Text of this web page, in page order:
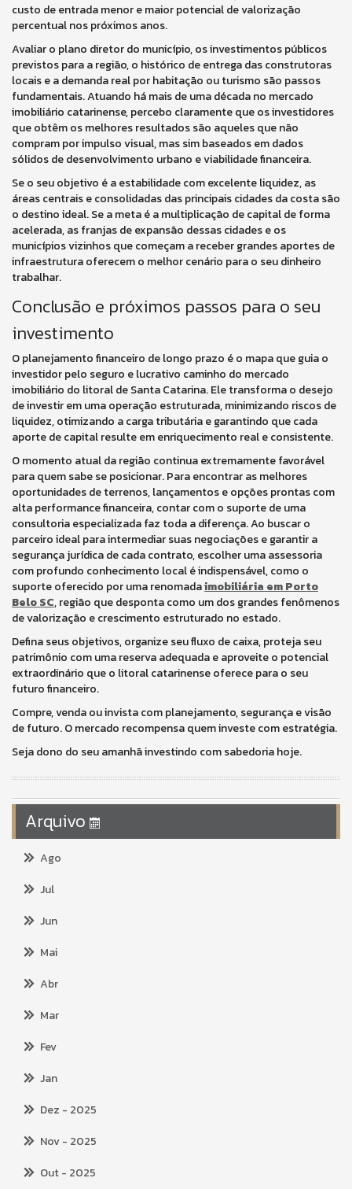
custo de entrada menor e maior potencial de valorização
percentual nos próximos anos.
Avaliar o plano diretor do município, os investimentos públicos
previstos para a região, o histórico de entrega das construtoras
locais e a demanda real por habitação ou turismo são passos
fundamentais. Atuando há mais de uma década no mercado
imobiliário catarinense, percebo claramente que os investidores
que obtêm os melhores resultados são aqueles que não
compram por impulso visual, mas sim baseados em dados
sólidos de desenvolvimento urbano e viabilidade financeira.
Se o seu objetivo é a estabilidade com excelente liquidez, as
áreas centrais e consolidadas das principais cidades da costa são
o destino ideal. Se a meta é a multiplicação de capital de forma
acelerada, as franjas de expansão dessas cidades e os
municípios vizinhos que começam a receber grandes aportes de
infraestrutura oferecem o melhor cenário para o seu dinheiro
trabalhar.
Conclusão e próximos passos para o seu
investimento
O planejamento financeiro de longo prazo é o mapa que guia o
investidor pelo seguro e lucrativo caminho do mercado
imobiliário do litoral de Santa Catarina. Ele transforma o desejo
de investir em uma operação estruturada, minimizando riscos de
liquidez, otimizando a carga tributária e garantindo que cada
aporte de capital resulte em enriquecimento real e consistente.
O momento atual da região continua extremamente favorável
para quem sabe se posicionar. Para encontrar as melhores
oportunidades de terrenos, lançamentos e opções prontas com
alta performance financeira, contar com o suporte de uma
consultoria especializada faz toda a diferença. Ao buscar o
parceiro ideal para intermediar suas negociações e garantir a
segurança jurídica de cada contrato, escolher uma assessoria
com profundo conhecimento local é indispensável, como o
suporte oferecido por uma renomadaimobiliária em Porto
Belo SC, região que desponta como um dos grandes fenômenos
de valorização e crescimento estruturado no estado.
Defina seus objetivos, organize seu fluxo de caixa, proteja seu
patrimônio com uma reserva adequada e aproveite o potencial
extraordinário que o litoral catarinense oferece para o seu
futuro financeiro.
Compre, venda ou invista com planejamento, segurança e visão
de futuro. O mercado recompensa quem investe com estratégia.
Seja dono do seu amanhã investindo com sabedoria hoje.
Arquivo
Ago
Jul
Jun
Mai
Abr
Mar
Fev
Jan
Dez - 2025
Nov- 2025
Out- 2025